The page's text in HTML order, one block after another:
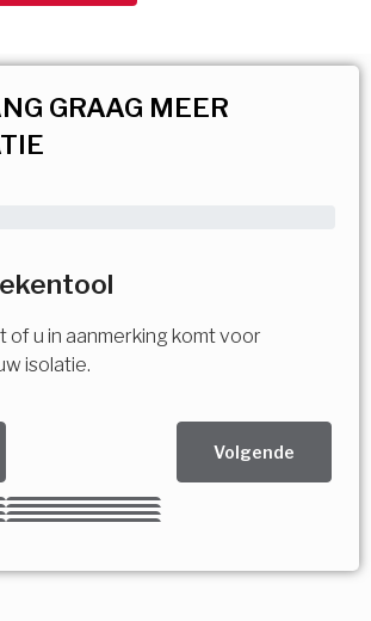
GRAAG MEER
of u in aanmerking komt voor
isolatie.
Volgende
keuzes mogelijk
Volgende